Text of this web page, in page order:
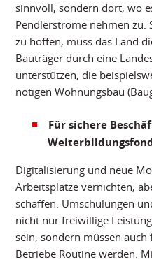
sinnvoll, sondern dort, wo
Pendlerströme nehmen zu.
zu hoffen, muss das Land
Bauträger durch eine
unterstützen, die
nötigen Wohnungsbau
Für sichere
Digitalisierung und neue
Arbeitsplätze vernichten,
schaffen. Umschulungen
nicht nur freiwillige
sein, sondern müssen
Betriebe Routine werden.